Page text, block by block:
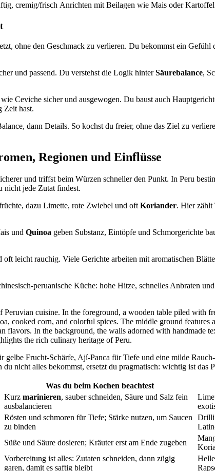
cremig/frisch Anrichten mit Beilagen wie Mais oder Kartoffel
ohne den Geschmack zu verlieren. Du bekommst ein Gefühl
und passend. Du verstehst die Logik hinterSäurebalance,
wie Ceviche sicher und ausgewogen. Du baust auch
Zeit hast.
dann Details. So kochst du freier, ohne das Ziel zu
Regionen und Einflüsse
und triffst beim Würzen schneller den Punkt. In Peru
nicht jede Zutat findest.
dazu Limette, rote Zwiebel und oft Koriander. Hier zählt
und Quinoa geben Substanz, Eintöpfe und Schmorgerichte
leicht rauchig. Viele Gerichte arbeiten mit aromatischen
peruanische Küche: hohe Hitze, schnelles Anbraten
Frucht-Schärfe, Ají-Panca für Tiefe und eine milde
nicht alles bekommst, ersetzt du pragmatisch: wichtig ist das
Was du beim Kochen beachtest
Kurz marinieren, sauber schneiden, Säure und Salz fein
ausbalancieren
Rösten und schmoren für Tiefe; Stärke nutzen, um Saucen
zu binden
Süße und Säure dosieren; Kräuter erst am Ende zugeben
Vorbereitung ist alles: Zutaten schneiden, dann zügig
garen, damit es saftig bleibt